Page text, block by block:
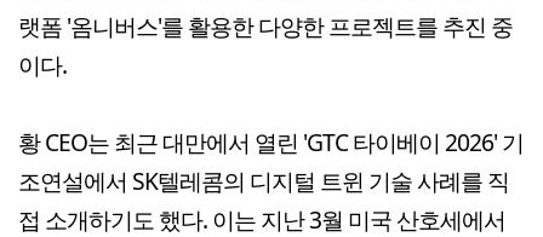
랫폼 '옴니버스'를 활용한 다양한 프로젝트를 추진 중
이다.
황 CEO는 최근 대만에서 열린 'GTC 타이베이 2026' 기
조연설에서 SK텔레콤의 디지털 트윈 기술 사례를 직
접 소개하기도 했다. 이는 지난 3월 미국 산호세에서